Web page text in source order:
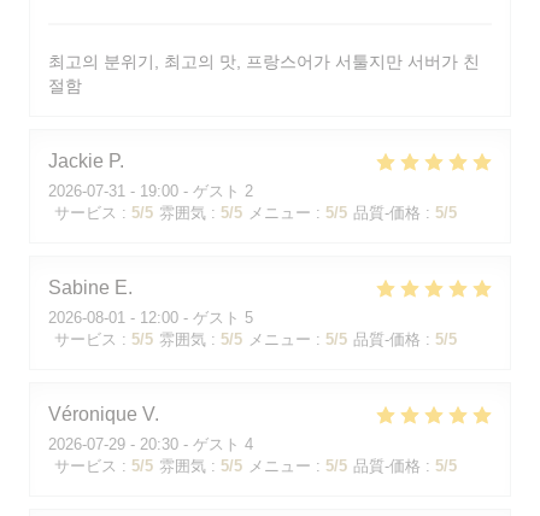
최고의 분위기, 최고의 맛, 프랑스어가 서툴지만 서버가 친
절함
Jackie P
2026-07-31 - 19:00 - ゲスト 2
サービス : 5/5 雰囲気 : 5/5 メニュー : 5/5 品質-価格 : 5/5
Sabine E
2026-08-01 - 12:00 - ゲスト 5
サービス : 5/5 雰囲気 : 5/5 メニュー : 5/5 品質-価格 : 5/5
Véronique V
2026-07-29 - 20:30 - ゲスト 4
サービス : 5/5 雰囲気 : 5/5 メニュー : 5/5 品質-価格 : 5/5